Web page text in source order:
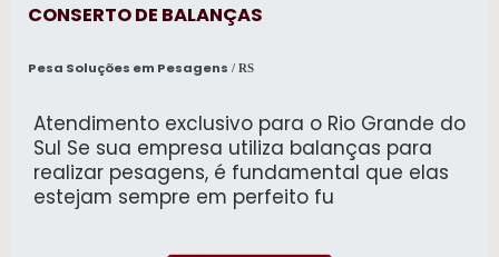
CONSERTO DE BALANÇAS
Pesa Soluções em Pesagens / RS
Atendimento exclusivo para o Rio Grande do
Sul Se sua empresa utiliza balanças para
realizar pesagens, é fundamental que elas
estejam sempre em perfeito fu